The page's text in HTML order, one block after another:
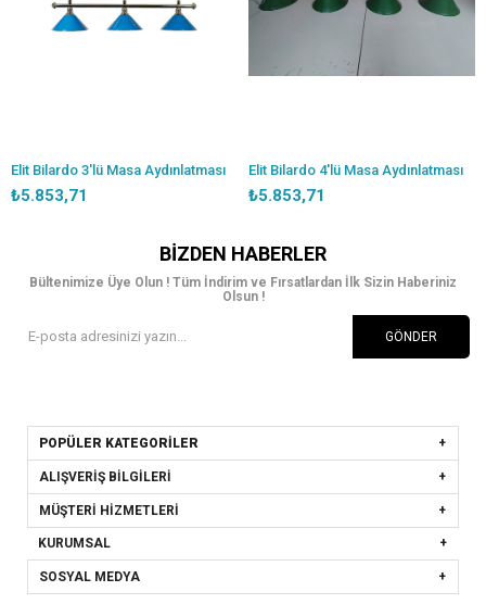
Elit Bilardo 3'lü Masa Aydınlatması
₺5.853,71
Elit Bilardo 4'lü Masa Aydınlatması
₺5.853,71
BIZDEN HABERLER
Bültenimize Üye Olun ! Tüm İndirim ve Fırsatlardan İlk Sizin Haberiniz
Olsun !
GÖNDER
POPÜLER KATEGORİLER
ALIŞVERİŞ BİLGİLERİ
MÜŞTERİ HİZMETLERİ
KURUMSAL
SOSYAL MEDYA